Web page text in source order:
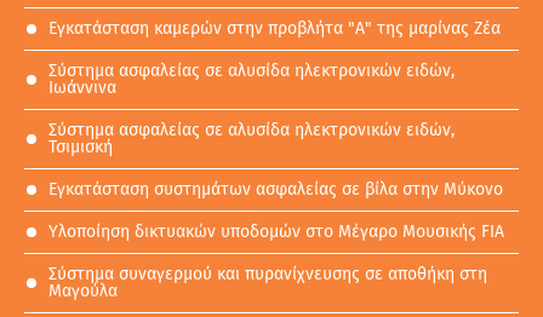
Εγκατάσταση καμερών στην προβλήτα "Α" της μαρίνας Ζέα
Σύστημα ασφαλείας σε αλυσίδα ηλεκτρονικών ειδών,
Ιωάννινα
Σύστημα ασφαλείας σε αλυσίδα ηλεκτρονικών ειδών,
Τσιμισκή
Εγκατάσταση συστημάτων ασφαλείας σε βίλα στην Μύκονο
Υλοποίηση δικτυακών υποδομών στο Μέγαρο Μουσικής FIA
Σύστημα συναγερμού και πυρανίχνευσης σε αποθήκη στη
Μαγούλα